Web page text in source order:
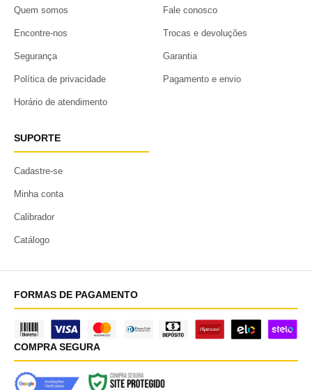
Quem somos
Encontre-nos
Segurança
Política de privacidade
Horário de atendimento
Fale conosco
Trocas e devoluções
Garantia
Pagamento e envio
SUPORTE
Cadastre-se
Minha conta
Calibrador
Catálogo
FORMAS DE PAGAMENTO
COMPRA SEGURA